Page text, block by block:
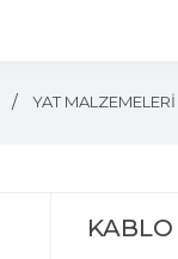
YAT MALZEMELERİ